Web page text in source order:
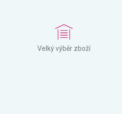
Velký výběr zboží